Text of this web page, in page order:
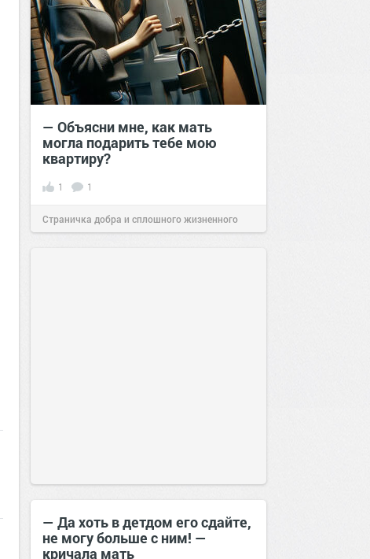
— Объясни мне, как мать
могла подарить тебе мою
квартиру?
1 1
Страничка добра и сплошного жизненного
— Да хоть в детдом его сдайте,
не могу больше с ним! —
кричала мать